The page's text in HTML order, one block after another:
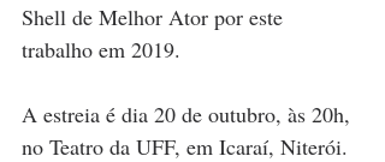
Shell de Melhor Ator por este
trabalho em 2019.
A estreia é dia 20 de outubro, às 20h,
no Teatro da UFF, em Icaraí, Niterói.